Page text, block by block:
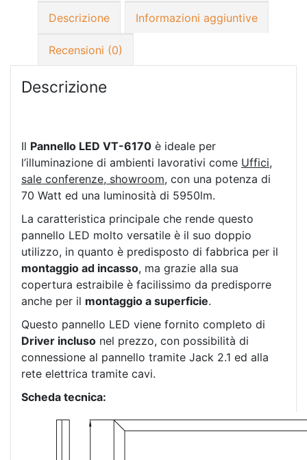
Descrizione
Informazioni aggiuntive
Recensioni (0)
Descrizione
Il Pannello LED VT-6170 è ideale per
l’illuminazione di ambienti lavorativi come Uffici,
sale conferenze, showroom, con una potenza di
70 Watt ed una luminosità di 5950lm.
La caratteristica principale che rende questo
pannello LED molto versatile è il suo doppio
utilizzo, in quanto è predisposto di fabbrica per il
montaggio ad incasso, ma grazie alla sua
copertura estraibile è facilissimo da predisporre
anche per il montaggio a superficie.
Questo pannello LED viene fornito completo di
Driver incluso nel prezzo, con possibilità di
connessione al pannello tramite Jack 2.1 ed alla
rete elettrica tramite cavi.
Scheda tecnica: